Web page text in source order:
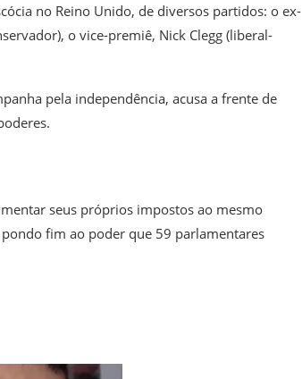
no Reino Unido, de diversos partidos: o ex-
o vice-premiê, Nick Clegg (liberal-
pela independência, acusa a frente de
seus próprios impostos ao mesmo
fim ao poder que 59 parlamentares